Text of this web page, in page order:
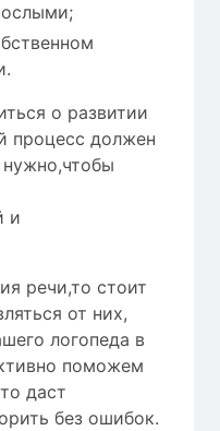
о развитии
процесс должен
и
речи,то стоит
от них,
логопеда в
поможем
даст
без ошибок.